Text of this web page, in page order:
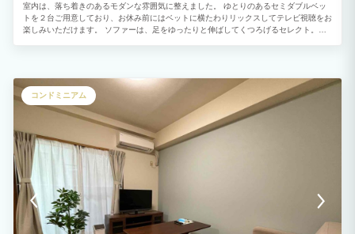
室内は、落ち着きのあるモダンな雰囲気に整えました。 ゆとりのあるセミダブルベッ
トを２台ご用意しており、お休み前にはベットに横たわりリックスしてテレビ視聴をお
楽しみいただけます。 ソファーは、足をゆったりと伸ばしてくつろげるセレクト。観
コンドミニアム